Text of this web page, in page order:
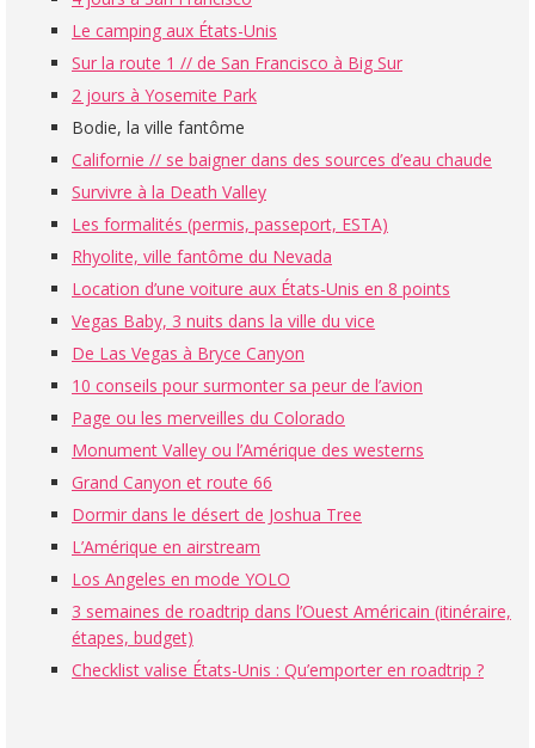
Le camping aux États-Unis
Sur la route 1 // de San Francisco à Big Sur
2 jours à Yosemite Park
Bodie, la ville fantôme
Californie // se baigner dans des sources d’eau chaude
Survivre à la Death Valley
Les formalités (permis, passeport, ESTA)
Rhyolite, ville fantôme du Nevada
Location d’une voiture aux États-Unis en 8 points
Vegas Baby, 3 nuits dans la ville du vice
De Las Vegas à Bryce Canyon
10 conseils pour surmonter sa peur de l’avion
Page ou les merveilles du Colorado
Monument Valley ou l’Amérique des westerns
Grand Canyon et route 66
Dormir dans le désert de Joshua Tree
L’Amérique en airstream
Los Angeles en mode YOLO
3 semaines de roadtrip dans l’Ouest Américain (itinéraire,
étapes, budget)
Checklist valise États-Unis : Qu’emporter en roadtrip ?